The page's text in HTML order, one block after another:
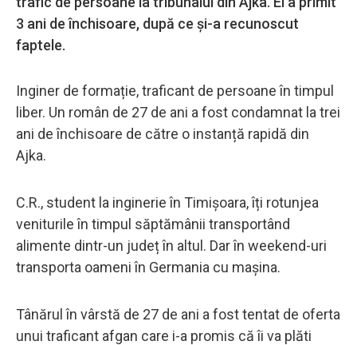
3 ani de închisoare, după ce și-a recunoscut
faptele.
Inginer de formație, traficant de persoane în timpul
liber. Un român de 27 de ani a fost condamnat la trei
ani de închisoare de către o instanță rapidă din
Ajka.
C.R., student la inginerie în Timișoara, îți rotunjea
veniturile în timpul săptămânii transportând
alimente dintr-un județ în altul. Dar în weekend-uri
transporta oameni în Germania cu mașina.
Tânărul în vârstă de 27 de ani a fost tentat de oferta
unui traficant afgan care i-a promis că îi va plăti